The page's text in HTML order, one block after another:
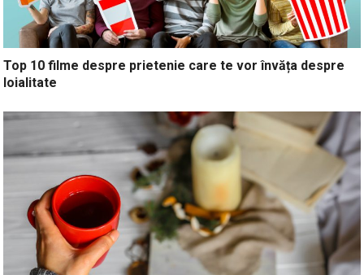
Top 10 filme despre prietenie care te vor învăța despre
loialitate